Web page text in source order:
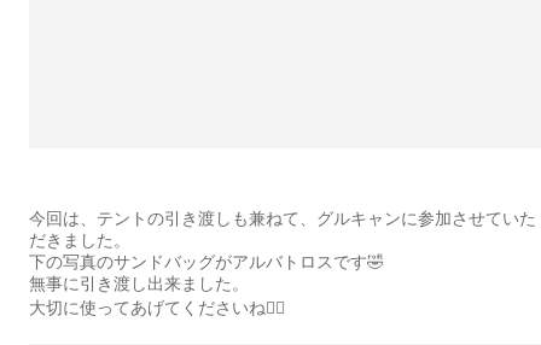
今回は、テントの引き渡しも兼ねて、グルキャンに参加させていた
だきました。
下の写真のサンドバッグがアルバトロスです🤣
無事に引き渡し出来ました。
大切に使ってあげてくださいね🙇‍♂️